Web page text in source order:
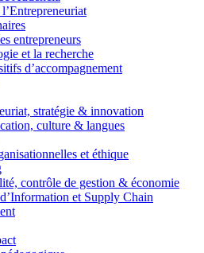
entrepreneurs
et la recherche
d’accompagnement
stratégie & innovation
culture & langues
et éthique
contrôle de gestion & économie
et Supply Chain